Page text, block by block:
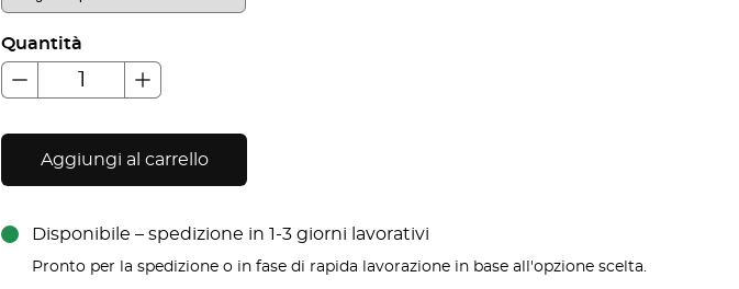
Quantità
Aggiungi al carrello
Disponibile – spedizione in 1-3 giorni lavorativi
Pronto per la spedizione o in fase di rapida lavorazione in base all'opzione scelta.